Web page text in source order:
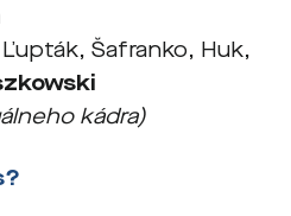
Šafranko, Huk,
kádra)